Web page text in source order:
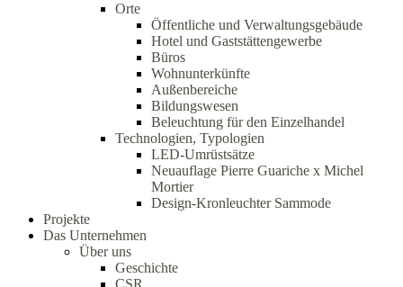
Orte
Öffentliche und Verwaltungsgebäude
Hotel und Gaststättengewerbe
Büros
Wohnunterkünfte
Außenbereiche
Bildungswesen
Beleuchtung für den Einzelhandel
Technologien, Typologien
LED-Umrüstsätze
Neuauflage Pierre Guariche x Michel
Mortier
Design-Kronleuchter Sammode
Projekte
Das Unternehmen
Über uns
Geschichte
CSR